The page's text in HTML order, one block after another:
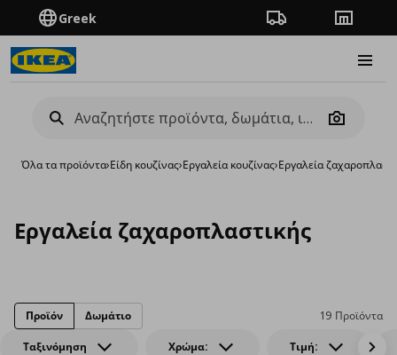
Greek Πορεία παραγγελίας
Camera
Όλα τα προϊόντα›Είδη κουζίνας›Εργαλεία κουζίνας›Εργαλεία
Εργαλεία ζαχαροπλαστικής
Ταξινόμηση Χρώμα: Τιμή:
19 Προϊόντα
Προϊόν Δωμάτιο